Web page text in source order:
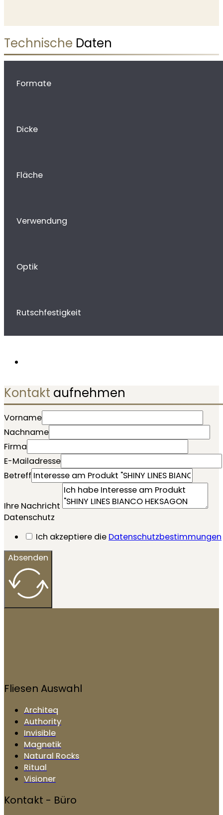
Technische Daten
Formate
Dicke
Fläche
Verwendung
Optik
Rutschfestigkeit
Kontakt aufnehmen
Vorname
Nachname
Firma
E-Mailadresse
Betreff
Ihre Nachricht
Datenschutz
Ich akzeptiere die Datenschutzbestimmungen
Absenden
Fliesen Auswahl
Architeq
Authority
Invisible
Magnetik
Natural Rocks
Ritual
Visioner
Kontakt - Büro